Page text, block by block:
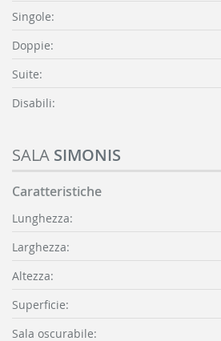
Singole:
Doppie:
Suite:
Disabili:
SALA SIMONIS
Caratteristiche
Lunghezza:
Larghezza:
Altezza:
Superficie:
Sala oscurabile: